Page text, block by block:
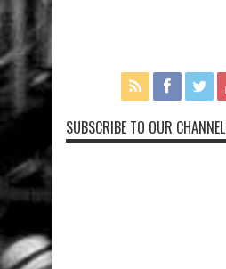
SUBSCRIBE TO OUR CHANNEL